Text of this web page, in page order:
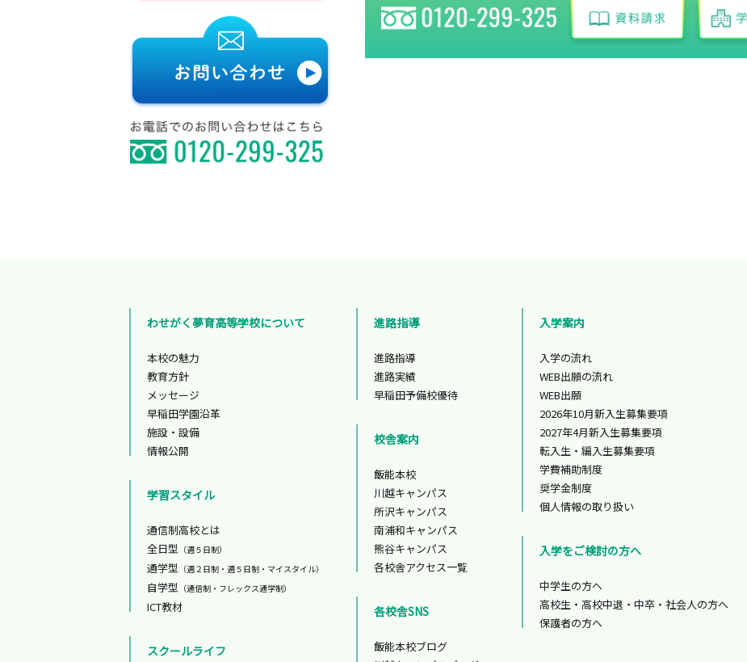
わせがく夢育高等学校について
本校の魅力
教育方針
メッセージ
早稲田学園沿革
施設・設備
情報公開
学習スタイル
通信制高校とは
全日型 （週５日制）
通学型 （週２日制・週５日制・マイスタイル）
自学型 （通信制・フレックス通学制）
ICT教材
スクールライフ
進路指導
進路指導
進路実績
早稲田予備校優待
校舎案内
飯能本校
川越キャンパス
所沢キャンパス
南浦和キャンパス
熊谷キャンパス
各校舎アクセス一覧
各校舎SNS
飯能本校ブログ
入学案内
入学の流れ
WEB出願の流れ
WEB出願
2026年10月新入生募集要項
2027年4月新入生募集要項
転入生・編入生募集要項
学費補助制度
奨学金制度
個人情報の取り扱い
入学をご検討の方へ
中学生の方へ
高校生・高校中退・中卒・社会人の方へ
保護者の方へ